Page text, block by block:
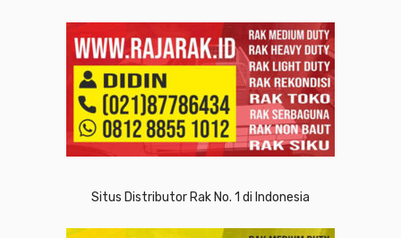
Situs Distributor Rak No. 1 di Indonesia